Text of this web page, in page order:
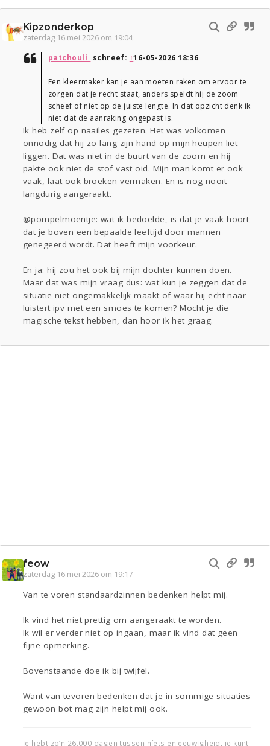
Kipzonderkop
zaterdag 16 mei 2026 om 19:04
patchouli_
schreef: ↑16-05-2026 18:36
Een kleermaker kan je aan moeten raken om ervoor te
zorgen dat je recht staat, anders speldt hij de zoom
scheef of niet op de juiste lengte. In dat opzicht denk ik
niet dat de aanraking ongepast is.
Ik heb zelf op naailes gezeten. Het was volkomen
onnodig dat hij zo lang zijn hand op mijn heupen liet
liggen. Dat was niet in de buurt van de zoom en hij
pakte ook niet de stof vast oid. Mijn man komt er ook
vaak, laat ook broeken vermaken. En is nog nooit
langdurig aangeraakt.
@pompelmoentje: wat ik bedoelde, is dat je vaak hoort
dat je boven een bepaalde leeftijd door mannen
genegeerd wordt. Dat heeft mijn voorkeur.
En ja: hij zou het ook bij mijn dochter kunnen doen.
Maar dat was mijn vraag dus: wat kun je zeggen dat de
situatie niet ongemakkelijk maakt of waar hij echt naar
luistert ipv met een smoes te komen? Mocht je die
magische tekst hebben, dan hoor ik het graag.
feow
zaterdag 16 mei 2026 om 19:17
Van te voren standaardzinnen bedenken helpt mij.
Ik vind het niet prettig om aangeraakt te worden.
Ik wil er verder niet op ingaan, maar ik vind dat geen
fijne opmerking.
Bovenstaande doe ik bij twijfel.
Want van tevoren bedenken dat je in sommige situaties
gewoon bot mag zijn helpt mij ook.
Je hebt zo’n 26.000 dagen tussen níets en eeuwigheid, je kunt